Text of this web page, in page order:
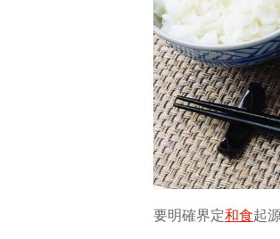
要明確界定和食起